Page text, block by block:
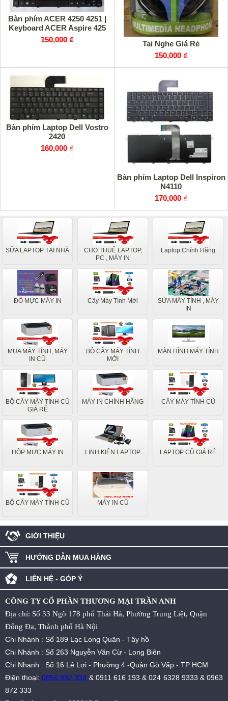
Bàn phím ACER 4250 4251 |
Keyboard ACER Aspire 425
150,000 ₫
Tai Nghe Giá Rẻ
150,000 ₫
Bàn phím Laptop Dell Vostro
2420
160,000 ₫
Bàn phím Laptop Dell Inspiron
N4110
170,000 ₫
SỬA LAPTOP TẠI NHÀ
CHO THUÊ LAPTOP,
PC , MÁY IN
Laptop Chính Hãng
ĐỔ MỰC MÁY IN Cây Máy Tính Mới
SỬA MÁY TÍNH , MÁY
IN
MUA MÁY TÍNH, MÁY
IN CŨ
BỘ CÂY MÁY TÍNH
MỚI
MÀN HÌNH MÁY TÍNH
BỘ CÂY MÁY TÍNH CŨ
GIÁ RẺ
MÁY IN CHÍNH HÃNG CÂY MÁY TÍNH CŨ
HỘP MỰC MÁY IN LINH KIỆN LAPTOP LAPTOP CŨ GIÁ RẺ
BỘ CÂY MÁY TÍNH CŨ MÁY IN CŨ
GIỚI THIỆU
HƯỚNG DẪN MUA HÀNG
LIÊN HỆ - GÓP Ý
CÔNG TY CỔ PHẦN THƯƠNG MẠI TRẦN ANH
Địa chỉ: Số 33 Ngõ 178 phố Thái Hà, Phường Trung Liệt, Quận
Đống Đa, Thành phố Hà Nội
Chi Nhánh : Số 189 Lạc Long Quân - Tây hồ
Chi Nhánh : Số 263 Nguyễn Văn Cừ - Long Biên
Chi Nhanh : Số 16 Lê Lợi - Phường 4 -Quận Gò Vấp - TP HCM
Điện thoại:0856.992.333 & 0911 616 193 &024 6328 9333 &0963
872 333